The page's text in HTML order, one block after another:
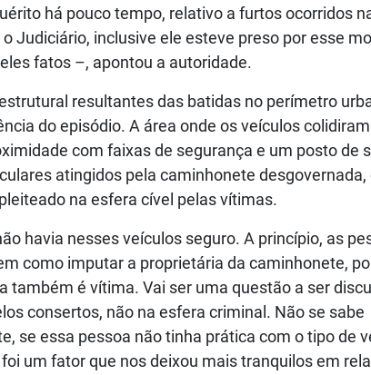
há pouco tempo, relativo a furtos ocorridos
Judiciário, inclusive ele esteve preso por esse
fatos –, apontou a autoridade.
resultantes das batidas no perímetro
do episódio. A área onde os veículos colidiram
com faixas de segurança e um posto de
atingidos pela caminhonete desgovernada,
na esfera cível pelas vítimas.
havia nesses veículos seguro. A princípio, as
como imputar a proprietária da caminhonete,
também é vítima. Vai ser uma questão a ser
consertos, não na esfera criminal. Não se sabe
se essa pessoa não tinha prática com o tipo de
um fator que nos deixou mais tranquilos em